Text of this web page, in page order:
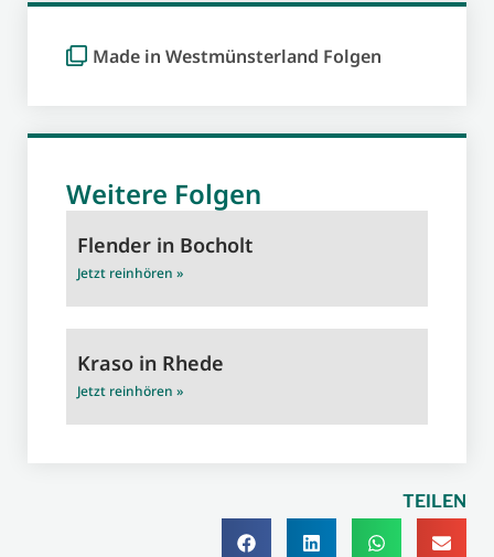
Made in Westmünsterland Folgen
Weitere Folgen
Flender in Bocholt
Jetzt reinhören »
Kraso in Rhede
Jetzt reinhören »
TEILEN